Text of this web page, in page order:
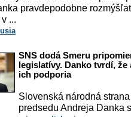
pravdepodobne
...
SNS dodá Smeru
legislatívy. Danko tvrdí,
ich podporia
Slovenská národná
predsedu Andreja Danka